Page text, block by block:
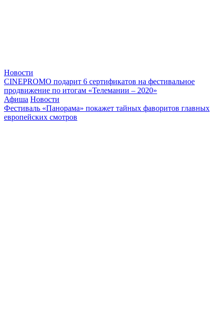
Новости
CINEPROMO подарит 6 сертификатов на фестивальное
продвижение по итогам «Телемании – 2020»
Афиша Новости
Фестиваль «Панорама» покажет тайных фаворитов главных
европейских смотров